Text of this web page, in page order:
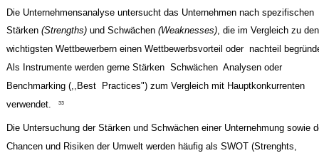
Die Unternehmensanalyse untersucht das Unternehmen nach spezifischen
Stärken (Strengths)und Schwächen (Weaknesses), die im Vergleich zu den
wichtigsten Wettbewerbern einen Wettbewerbsvorteil oder ­ nachteil
Als Instrumente werden gerne Stärken ­ Schwächen ­ Analysen oder
Benchmarking (,,Best ­ Practices") zum Vergleich mit Hauptkonkurrenten
verwendet.
33
Die Untersuchung der Stärken und Schwächen einer Unternehmung sowie
Chancen und Risiken der Umwelt werden häufig als SWOT (Strenghts,